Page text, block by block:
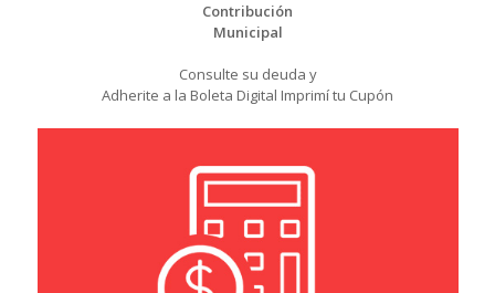
Contribución
Municipal
Consulte su deuda y
Adherite a la Boleta Digital Imprimí tu Cupón